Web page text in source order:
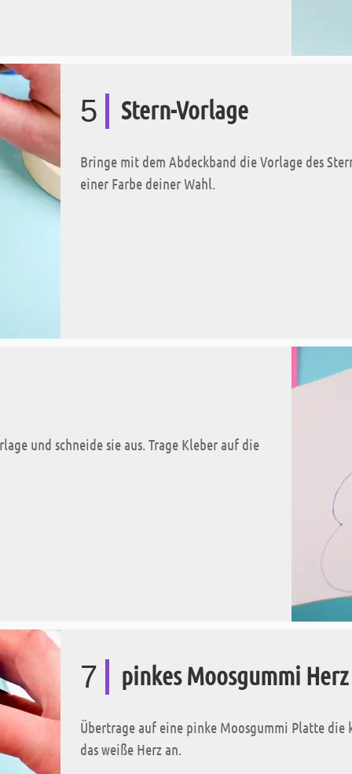
5 Stern-Vorlage
Bringe mit dem Abdeckband die Vorlage des
einer Farbe deiner Wahl.
und schneide sie aus. Trage Kleber auf die
7 pinkes Moosgummi Herz
Übertrage auf eine pinke Moosgummi Platte die
das weiße Herz an.